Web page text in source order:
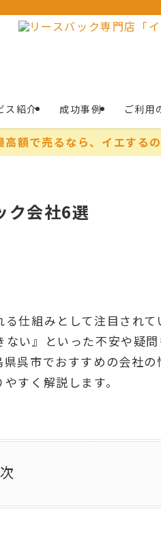
ス紹介 成功事例 ご利用
高額で売るなら、イエする
ク会社6選
仕組みとして注目され
い』といった不安や疑
呉市でおすすめの会社
すく解説します。